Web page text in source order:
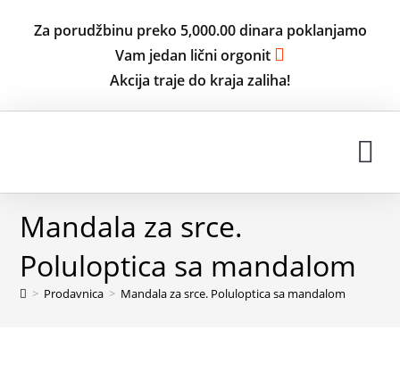
Za porudžbinu preko 5,000.00 dinara poklanjamo
Vam jedan lični orgonit
Akcija traje do kraja zaliha!
Mandala za srce.
Poluloptica sa mandalom
> Prodavnica > Mandala za srce. Poluloptica sa mandalom